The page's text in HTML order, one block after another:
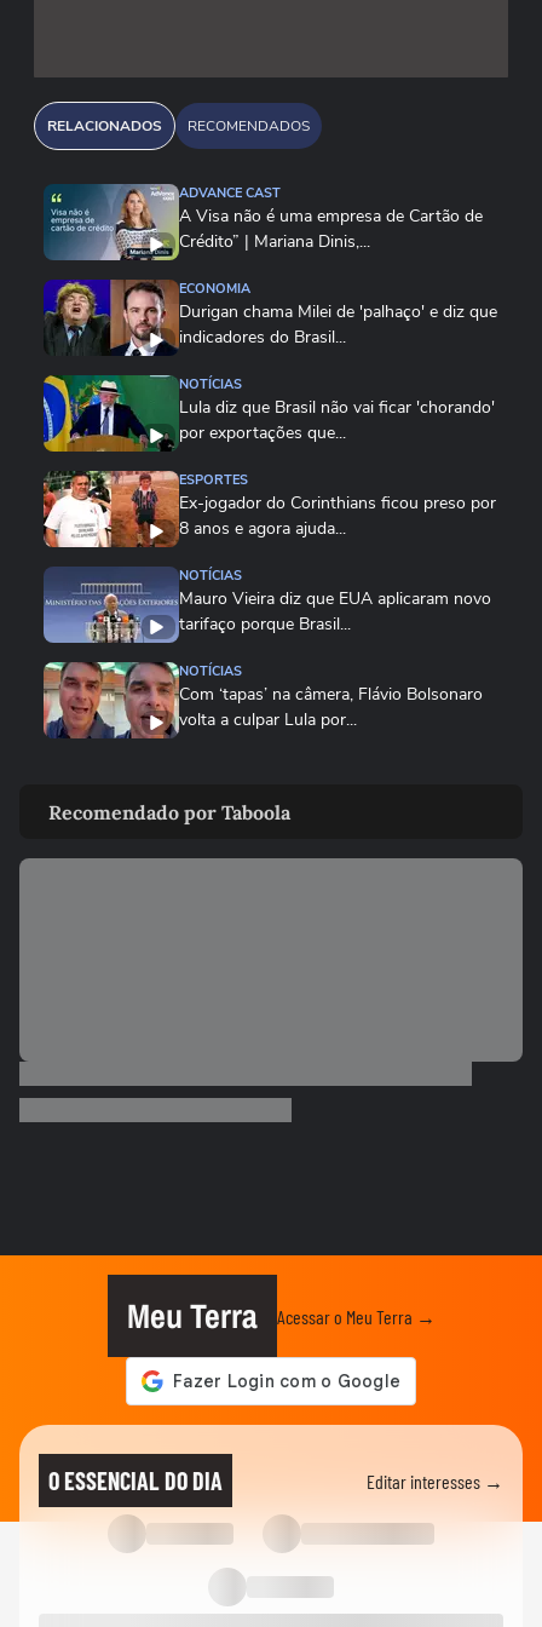
RELACIONADOS RECOMENDADOS
ADVANCE CAST
A Visa não é uma empresa de Cartão de
Crédito” | Mariana Dinis,...
ECONOMIA
Durigan chama Milei de 'palhaço' e diz que
indicadores do Brasil...
NOTÍCIAS
Lula diz que Brasil não vai ficar 'chorando'
por exportações que...
ESPORTES
Ex-jogador do Corinthians ficou preso por
8 anos e agora ajuda...
NOTÍCIAS
Mauro Vieira diz que EUA aplicaram novo
tarifaço porque Brasil...
NOTÍCIAS
Com ‘tapas’ na câmera, Flávio Bolsonaro
volta a culpar Lula por...
Lindbergh Farias chama tarifaço...
NOTÍCIAS
para o Seu Negócio
‘Fazendo a minha parte mesmo sem ser
presidente ainda’, diz Flávio...
Flávio Bolsonaro cita eleições no Brasil e
diz em audiência nos...
Flávio Bolsonaro critica Lula antes de
participar de audiência...
Recomendado por Taboola
Meu Terra Acessar o Meu Terra →
O ESSENCIAL DO DIA Editar interesses →